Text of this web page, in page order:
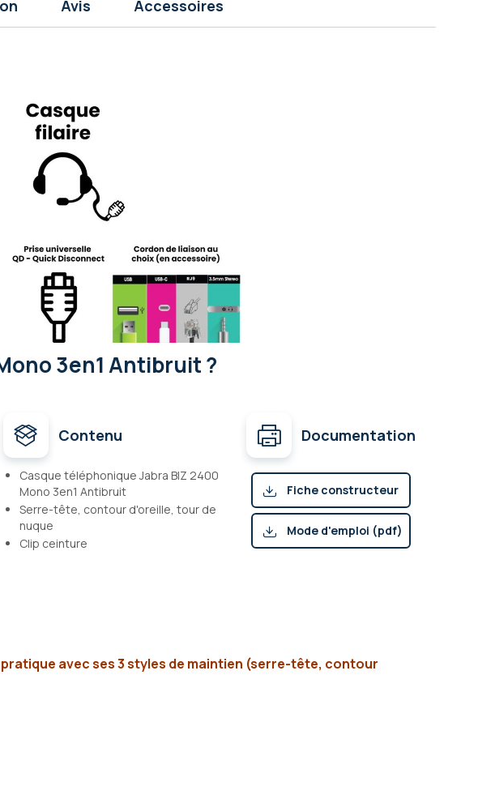
Avis Accessoires
3en1 Antibruit ?
Contenu
Casque téléphonique Jabra BIZ 2400
Mono 3en1 Antibruit
Serre-tête, contour d'oreille, tour de
nuque
Clip ceinture
Documentation
Fiche constructeur
Mode d'emploi (pdf)
avec ses 3 styles de maintien (serre-tête, contour